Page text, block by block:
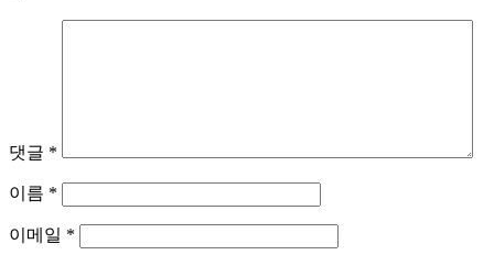
댓글 *
이름 *
이메일 *